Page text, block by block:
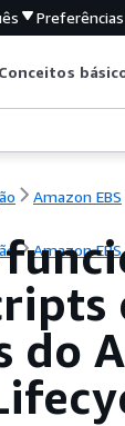
Preferências
Conceitos
Amazon EBS
Amazon EBS
do